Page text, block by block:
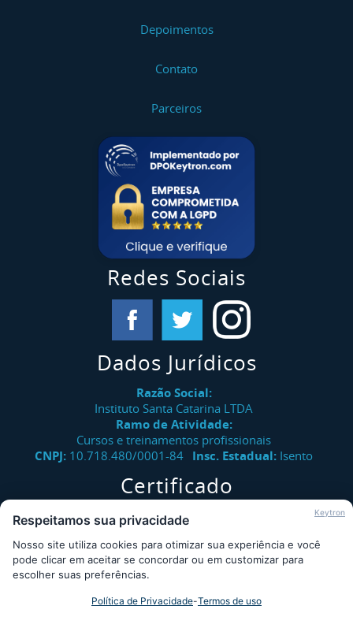
Depoimentos
Contato
Parceiros
Redes Sociais
Dados Jurídicos
Razão Social:
Instituto Santa Catarina LTDA
Ramo de Atividade:
Cursos e treinamentos profissionais
CNPJ: 10.718.480/0001-84 Insc. Estadual: Isento
Certificado
Verifique a autenticidade de certificados emitidos pelo
Instituto Santa Catarina.
Consultar
Keytron
Respeitamos sua privacidade
Nosso site utiliza cookies para otimizar sua experiência e você
pode clicar em aceitar se concordar ou em customizar para
escolher suas preferências.
Política de Privacidade-Termos de uso